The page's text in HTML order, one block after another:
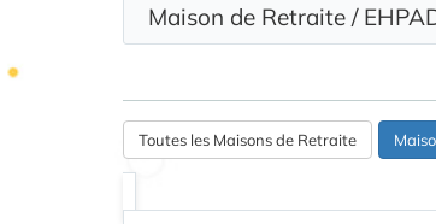
Maison de Retraite /
Toutes les Maisons de Retraite